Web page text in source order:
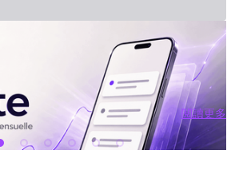
知，每月僅需 29 歐元 簡明的投資方案、行
送到你的手機和電腦，無其他額外內容。 問
太多。每天市場上有太多分析、互有矛盾的
就是你不斷拖延，說「稍後再看」，最後只
主動掌握。 IVLite就是基於這種狀況誕生
每月 29 歐元，只給你最重要的內容：IVT 精
什麼？ IVLite 就是獲得 IVT 推播通知的權
。 具體來說，你能在手機與電腦收到 IVT
閱讀更多
閱讀